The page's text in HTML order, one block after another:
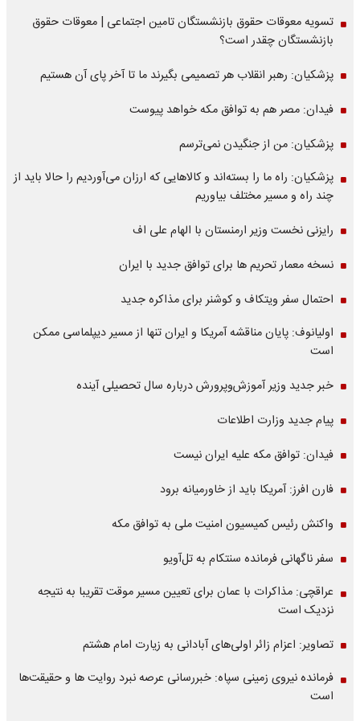
تسویه معوقات حقوق بازنشستگان تامین اجتماعی | معوقات حقوق
بازنشستگان چقدر است؟
پزشکیان: رهبر انقلاب هر تصمیمی بگیرند ما تا آخر پای آن هستیم
فیدان: مصر هم به توافق مکه خواهد پیوست
پزشکیان: من از جنگیدن نمی‌ترسم
پزشکیان: راه ما را بسته‌اند و کالاهایی که ارزان می‌آوردیم را حالا باید از
چند راه و مسیر مختلف بیاوریم
رایزنی نخست وزیر ارمنستان با الهام علی اف
نسخه معمار تحریم ها برای توافق جدید با ایران
احتمال سفر ویتکاف و کوشنر برای مذاکره جدید
اولیانوف: پایان مناقشه آمریکا و ایران تنها از مسیر دیپلماسی ممکن
است
خبر جدید وزیر آموزش‌وپرورش درباره سال تحصیلی آینده
پیام جدید وزارت اطلاعات
فیدان: توافق مکه علیه ایران نیست
فارن افرز: آمریکا باید از خاورمیانه برود
واکنش رئیس کمیسیون امنیت ملی به توافق مکه
سفر ناگهانی فرمانده سنتکام به تل‌آویو
عراقچی: مذاکرات با عمان برای تعیین مسیر موقت تقریبا به نتیجه
نزدیک است
تصاویر: اعزام زائر اولی‌های آبادانی به زیارت امام هشتم
فرمانده نیروی زمینی سپاه: خبررسانی عرصه نبرد روایت ها و حقیقت‌ها
است